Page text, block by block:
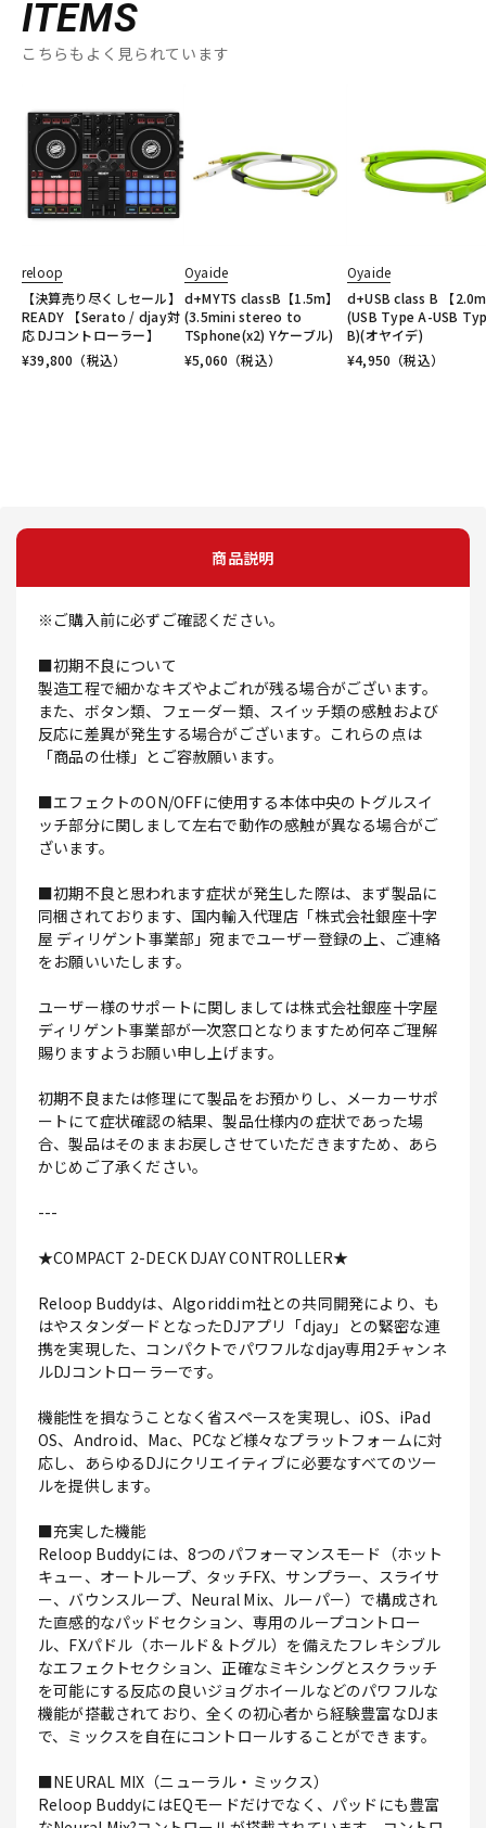
ITEMS
こちらもよく見られています
reloop
【決算売り尽くしセール】
READY 【Serato / djay対
応 DJコントローラー】
¥39,800 （税込）
Oyaide
d+MYTS classB【1.5m】
(3.5mini stereo to
TSphone(x2) Yケーブル)
¥5,060 （税込）
Oyaide
d+USB class B 【
(USB Type A-USB
B)(オヤイデ)
¥4,950 （税込）
商品説明
※ご購入前に必ずご確認ください。
■初期不良について
製造工程で細かなキズやよごれが残る場合がございます。
また、ボタン類、フェーダー類、スイッチ類の感触および
反応に差異が発生する場合がございます。これらの点は
「商品の仕様」とご容赦願います。
■エフェクトのON/OFFに使用する本体中央のトグルスイ
ッチ部分に関しまして左右で動作の感触が異なる場合がご
ざいます。
■初期不良と思われます症状が発生した際は、まず製品に
同梱されております、国内輸入代理店「株式会社銀座十字
屋 ディリゲント事業部」宛までユーザー登録の上、ご連絡
をお願いいたします。
ユーザー様のサポートに関しましては株式会社銀座十字屋
ディリゲント事業部が一次窓口となりますため何卒ご理解
賜りますようお願い申し上げます。
初期不良または修理にて製品をお預かりし、メーカーサポ
ートにて症状確認の結果、製品仕様内の症状であった場
合、製品はそのままお戻しさせていただきますため、あら
かじめご了承ください。
---
★COMPACT 2-DECK DJAY CONTROLLER★
Reloop Buddyは、Algoriddim社との共同開発により、も
はやスタンダードとなったDJアプリ「djay」との緊密な連
携を実現した、コンパクトでパワフルなdjay専用2チャンネ
ルDJコントローラーです。
機能性を損なうことなく省スペースを実現し、iOS、iPad
OS、Android、Mac、PCなど様々なプラットフォームに対
応し、あらゆるDJにクリエイティブに必要なすべてのツー
ルを提供します。
■充実した機能
Reloop Buddyには、8つのパフォーマンスモード（ホット
キュー、オートループ、タッチFX、サンプラー、スライサ
ー、バウンスループ、Neural Mix、ルーパー）で構成され
た直感的なパッドセクション、専用のループコントロー
ル、FXパドル（ホールド＆トグル）を備えたフレキシブル
なエフェクトセクション、正確なミキシングとスクラッチ
を可能にする反応の良いジョグホイールなどのパワフルな
機能が搭載されており、全くの初心者から経験豊富なDJま
で、ミックスを自在にコントロールすることができます。
■NEURAL MIX（ニューラル・ミックス）
Reloop BuddyにはEQモードだけでなく、パッドにも豊富